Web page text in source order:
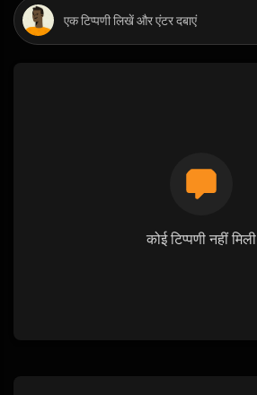
कोई टिप्पणी नहीं मिली